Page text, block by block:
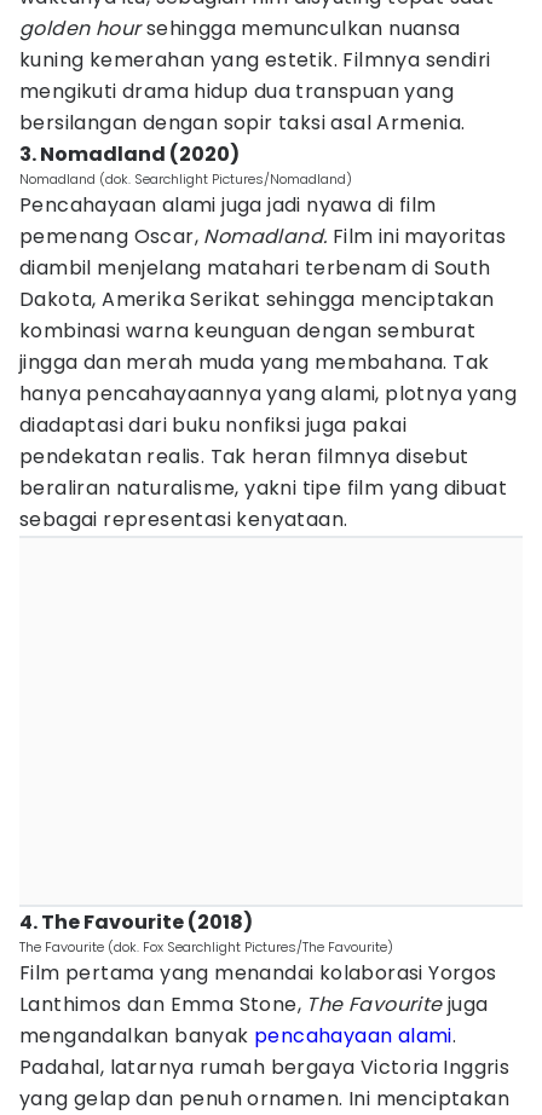
golden hoursehingga memunculkan nuansa
kuning kemerahan yang estetik. Filmnya sendiri
mengikuti drama hidup dua transpuan yang
bersilangan dengan sopir taksi asal Armenia.
3. Nomadland (2020)
Nomadland (dok. Searchlight Pictures/Nomadland)
Pencahayaan alami juga jadi nyawa di film
pemenang Oscar, Nomadland. Film ini mayoritas
diambil menjelang matahari terbenam di South
Dakota, Amerika Serikat sehingga menciptakan
kombinasi warna keunguan dengan semburat
jingga dan merah muda yang membahana. Tak
hanya pencahayaannya yang alami, plotnya yang
diadaptasi dari buku nonfiksi juga pakai
pendekatan realis. Tak heran filmnya disebut
beraliran naturalisme, yakni tipe film yang dibuat
sebagai representasi kenyataan.
4. The Favourite (2018)
The Favourite (dok. Fox Searchlight Pictures/The Favourite)
Film pertama yang menandai kolaborasi Yorgos
Lanthimos dan Emma Stone, The Favouritejuga
mengandalkan banyak pencahayaan alami.
Padahal, latarnya rumah bergaya Victoria Inggris
yang gelap dan penuh ornamen. Ini menciptakan